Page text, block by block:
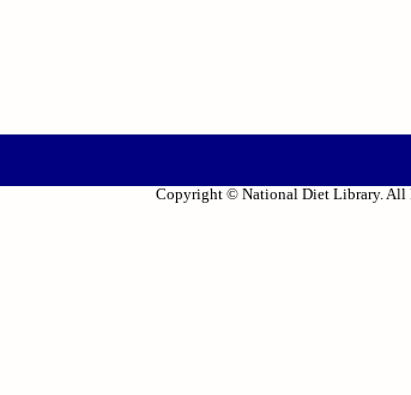
Copyright © National Diet Library. All